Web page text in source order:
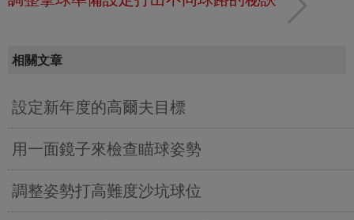
相關文章
設定新年度的高爾夫目標
用一面鏡子來檢查瞄球姿勢
調整姿勢打高難度沙坑球位